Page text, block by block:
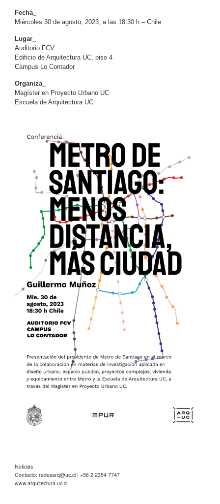
Fecha_
Miércoles 30 de agosto, 2023, a las 18:30 h – Chile
Lugar_
Auditorio FCV
Edificio de Arquitectura UC, piso 4
Campus Lo Contador
Organiza_
Magíster en Proyecto Urbano UC
Escuela de Arquitectura UC
Noticias
Contacto: redesarq@uc.cl | +56 2 2354 7747
www.arquitectura.uc.cl